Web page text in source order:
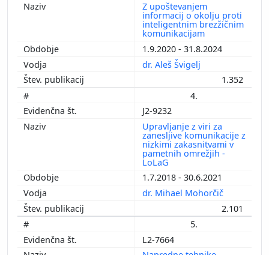
Z upoštevanjem
informacij o okolju proti
inteligentnim brezžičnim
komunikacijam
1.9.2020 - 31.8.2024
dr. Aleš Švigelj
1.352
4.
J2-9232
Upravljanje z viri za
zanesljive komunikacije z
nizkimi zakasnitvami v
pametnih omrežjih -
LoLaG
1.7.2018 - 30.6.2021
dr. Mihael Mohorčič
2.101
5.
L2-7664